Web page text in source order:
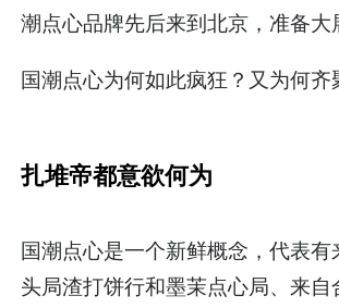
潮点心品牌先后来到北京，准备大
国潮点心为何如此疯狂？又为何齐
扎堆帝都意欲何为
国潮点心是一个新鲜概念，代表有
头局渣打饼行和墨茉点心局、来自